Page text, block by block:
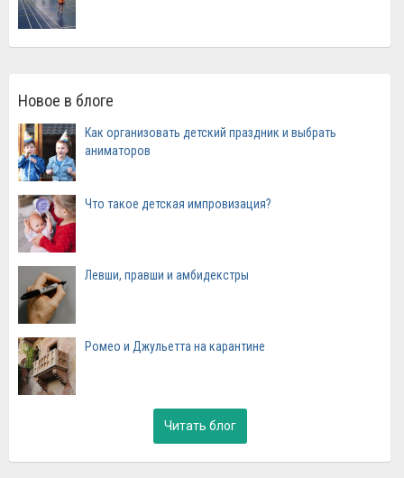
Новое в блоге
Как организовать детский праздник и выбрать
аниматоров
Что такое детская импровизация?
Левши, правши и амбидекстры
Ромео и Джульетта на карантине
Читать блог